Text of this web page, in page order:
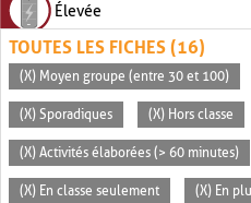
Élevée
TOUTES LES FICHES (16)
(X) Moyen groupe (entre 30 et 100)
(X) Sporadiques (X) Hors classe
(X) Activités élaborées (> 60 minutes)
(X) En classe seulement (X) En